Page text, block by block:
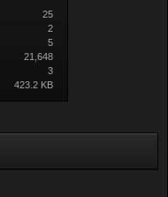
25
2
5
21,648
3
423.2 KB